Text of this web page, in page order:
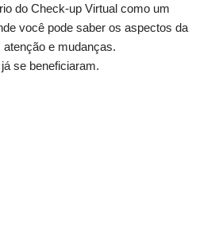
do Check-up Virtual como um
você pode saber os aspectos da
e mudanças.
se beneficiaram.